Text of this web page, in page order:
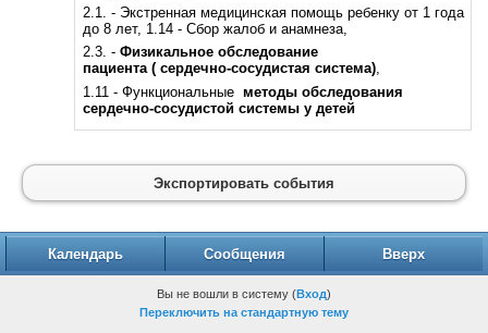
2.1. - Экстренная медицинская помощь ребенку от 1 года
до 8 лет, 1.14 - Сбор жалоб и анамнеза,
2.3. - Физикальное обследование
пациента ( сердечно-сосудистая система),
1.11 - Функциональные методы обследования
сердечно-сосудистой системы у детей
Экспортировать события
Календарь Сообщения Вверх
Вы не вошли в систему (Вход)
Переключить на стандартную тему